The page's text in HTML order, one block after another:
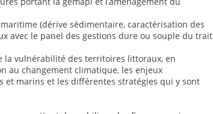
(dérive sédimentaire, caractérisation des
avec le panel des gestions dure ou souple du trait
vulnérabilité des territoires littoraux, en
au changement climatique, les enjeux
et marins et les différentes stratégies qui y sont